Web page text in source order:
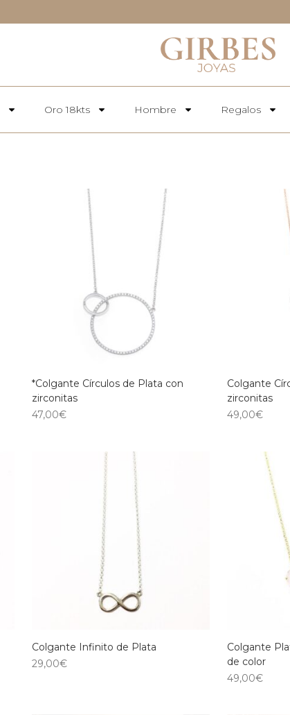
Oro 18kts Hombre Regalos
*Colgante Círculos de Plata con
zirconitas
47,00€
Colgante
zirconitas
49,00€
Colgante Infinito de Plata
29,00€
Colgante
de color
49,00€